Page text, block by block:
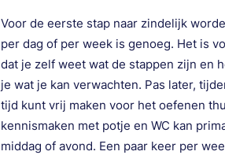
Voor de eerste stap naar zindelijk
per dag of per week is genoeg. Het is
dat je zelf weet wat de stappen zijn en
je wat je kan verwachten. Pas later,
tijd kunt vrij maken voor het oefenen
kennismaken met potje en WC kan
middag of avond. Een paar keer per